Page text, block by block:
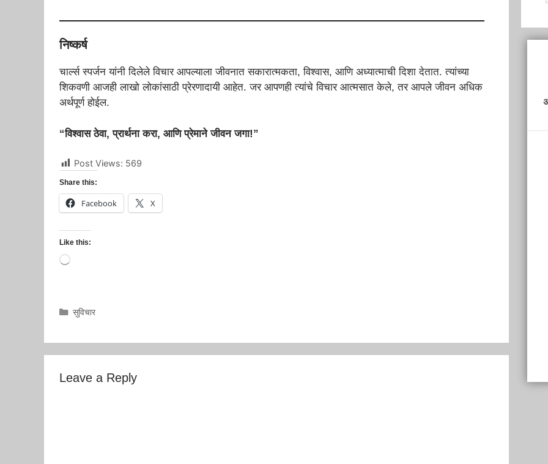
निष्कर्ष
चार्ल्स स्पर्जन यांनी दिलेले विचार आपल्याला जीवनात सकारात्मकता, विश्वास, आणि अध्यात्माची दिशा देतात. त्यांच्या
शिकवणी आजही लाखो लोकांसाठी प्रेरणादायी आहेत. जर आपणही त्यांचे विचार आत्मसात केले, तर आपले जीवन अधिक
अर्थपूर्ण होईल.
“विश्वास ठेवा, प्रार्थना करा, आणि प्रेमाने जीवन जगा!”
Post Views: 569
Share this:
Facebook X
Like this:
Loading…
Categories
सुविचार
Leave a Reply